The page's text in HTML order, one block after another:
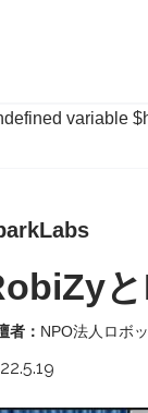
variable
と
者： NPO法人ロボ